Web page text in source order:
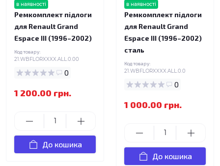
в наявності
Ремкомплект підлоги
для Renault Grand
Espace III (1996–2002)
Код товару:
21.WBFLORXXXX.ALL.0.00
0
1 200.00 грн.
До кошика
в наявності
Ремкомплект підлоги
для Renault Grand
Espace III (1996–2002)
сталь
Код товару:
21.WBFLORXXXX.ALL.0.0
0
1 000.00 грн.
До кошика